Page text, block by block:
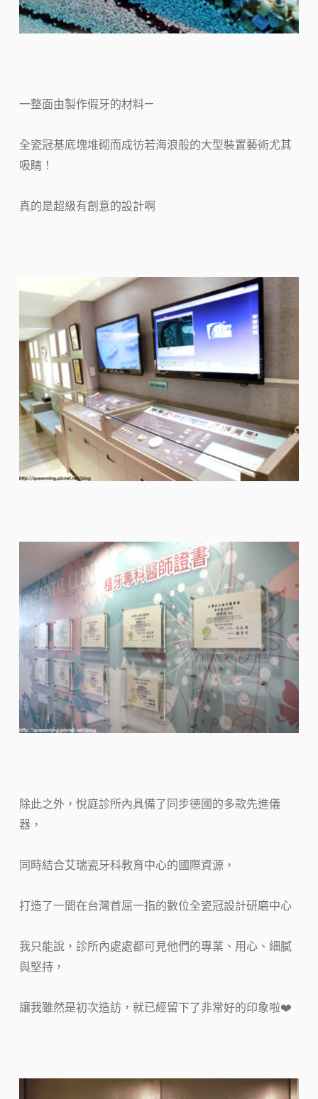
一整面由製作假牙的材料—
全瓷冠基底塊堆砌而成彷若海浪般的大型裝置藝術尤其
吸睛！
真的是超級有創意的設計啊
除此之外，悅庭診所內具備了同步德國的多款先進儀
器，
同時結合艾瑞瓷牙科教育中心的國際資源，
打造了一間在台灣首屈一指的數位全瓷冠設計研磨中心
我只能說，診所內處處都可見他們的專業、用心、細膩
與堅持，
讓我雖然是初次造訪，就已經留下了非常好的印象啦❤️